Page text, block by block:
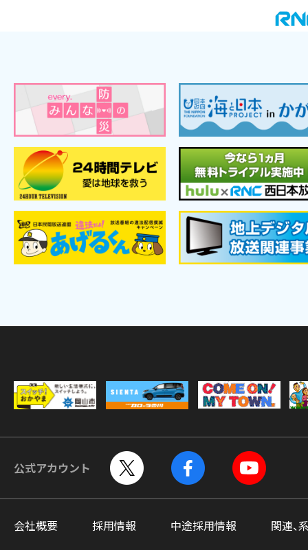
公式アカウント
会社概要 採用情報 中途採用情報 関連、